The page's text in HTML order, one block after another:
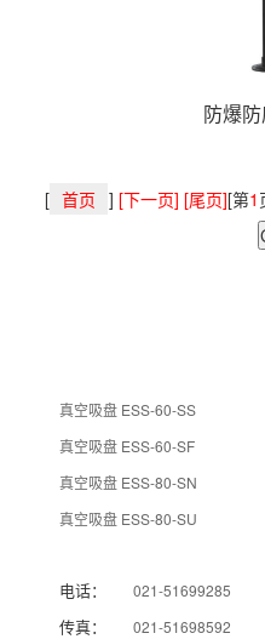
防爆
[ 首页 ] [下一页] [尾页][第1
真空吸盘 ESS-60-SS
真空吸盘 ESS-60-SF
真空吸盘 ESS-80-SN
真空吸盘 ESS-80-SU
电话： 021-51699285
传真： 021-51698592